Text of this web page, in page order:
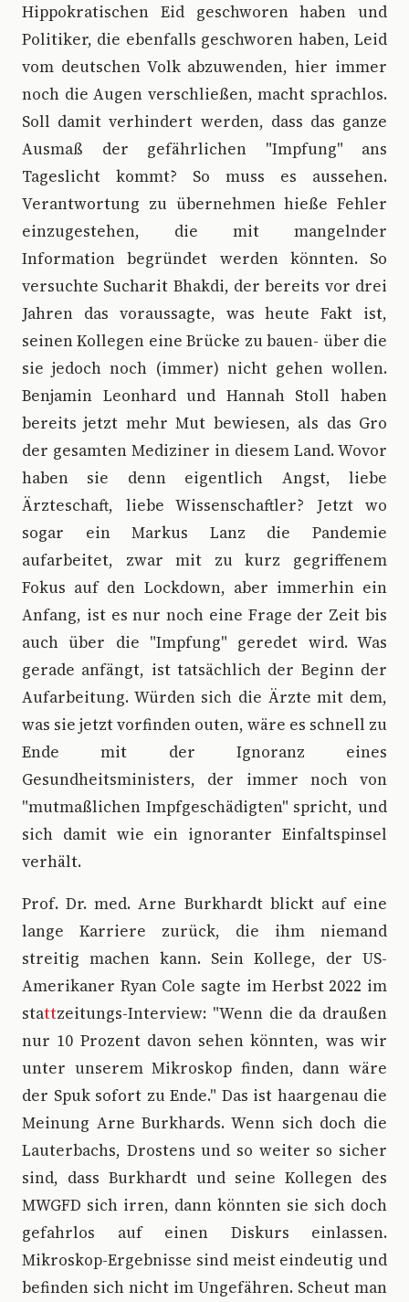
Hippokratischen Eid geschworen haben und
Politiker, die ebenfalls geschworen haben, Leid
vom deutschen Volk abzuwenden, hier immer
noch die Augen verschließen, macht sprachlos.
Soll damit verhindert werden, dass das ganze
Ausmaß der gefährlichen "Impfung" ans
Tageslicht kommt? So muss es aussehen.
Verantwortung zu übernehmen hieße Fehler
einzugestehen, die mit mangelnder
Information begründet werden könnten. So
versuchte Sucharit Bhakdi, der bereits vor drei
Jahren das voraussagte, was heute Fakt ist,
seinen Kollegen eine Brücke zu bauen- über die
sie jedoch noch (immer) nicht gehen wollen.
Benjamin Leonhard und Hannah Stoll haben
bereits jetzt mehr Mut bewiesen, als das Gro
der gesamten Mediziner in diesem Land. Wovor
haben sie denn eigentlich Angst, liebe
Ärzteschaft, liebe Wissenschaftler? Jetzt wo
sogar ein Markus Lanz die Pandemie
aufarbeitet, zwar mit zu kurz gegriffenem
Fokus auf den Lockdown, aber immerhin ein
Anfang, ist es nur noch eine Frage der Zeit bis
auch über die "Impfung" geredet wird. Was
gerade anfängt, ist tatsächlich der Beginn der
Aufarbeitung. Würden sich die Ärzte mit dem,
was sie jetzt vorfinden outen, wäre es schnell zu
Ende mit der Ignoranz eines
Gesundheitsministers, der immer noch von
"mutmaßlichen Impfgeschädigten" spricht, und
sich damit wie ein ignoranter Einfaltspinsel
verhält.
Prof. Dr. med. Arne Burkhardt blickt auf eine
lange Karriere zurück, die ihm niemand
streitig machen kann. Sein Kollege, der US-
Amerikaner Ryan Cole sagte im Herbst 2022 im
stattzeitungs-Interview: "Wenn die da draußen
nur 10 Prozent davon sehen könnten, was wir
unter unserem Mikroskop finden, dann wäre
der Spuk sofort zu Ende." Das ist haargenau die
Meinung Arne Burkhards. Wenn sich doch die
Lauterbachs, Drostens und so weiter so sicher
sind, dass Burkhardt und seine Kollegen des
MWGFD sich irren, dann könnten sie sich doch
gefahrlos auf einen Diskurs einlassen.
Mikroskop-Ergebnisse sind meist eindeutig und
befinden sich nicht im Ungefähren. Scheut man